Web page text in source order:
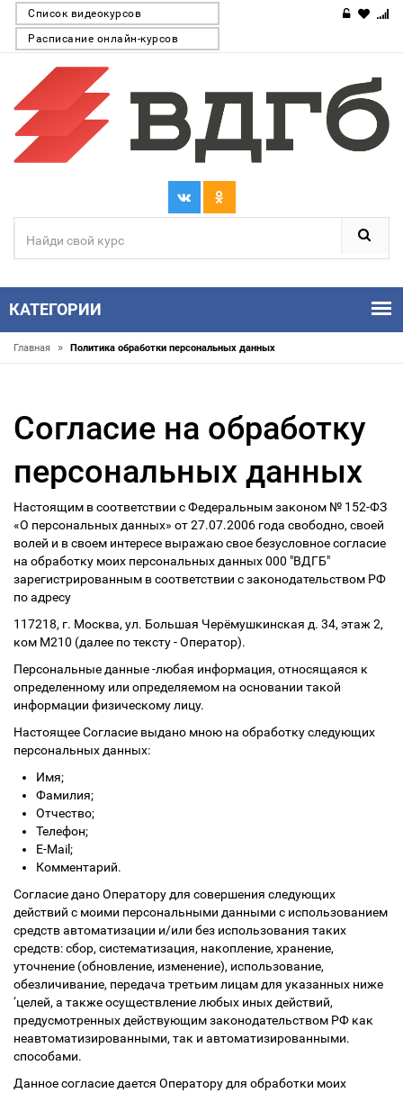
Список видеокурсов
Расписание онлайн-курсов
КАТЕГОРИИ
Главная » Политика обработки персональных данных
Согласие на обработку
персональных данных
Настоящим в соответствии с Федеральным законом № 152-ФЗ
«О персональных данных» от 27.07.2006 года свободно, своей
волей и в своем интересе выражаю свое безусловное согласие
на обработку моих персональных данных 000 "ВДГБ"
зарегистрированным в соответствии с законодательством РФ
по адресу
117218, г. Москва, ул. Большая Черёмушкинская д. 34, этаж 2,
ком М210 (далее по тексту - Оператор).
Персональные данные -любая информация, относящаяся к
определенному или определяемом на основании такой
информации физическому лицу.
Настоящее Согласие выдано мною на обработку следующих
персональных данных:
Имя;
Фамилия;
Отчество;
Телефон;
Е-Mail;
Комментарий.
Согласие дано Оператору для совершения следующих
действий с моими персональными данными с использованием
средств автоматизации и/или без использования таких
средств: сбор, систематизация, накопление, хранение,
уточнение (обновление, изменение), использование,
обезличивание, передача третьим лицам для указанных ниже
‘целей, а также осуществление любых иных действий,
предусмотренных действующим законодательством РФ как
неавтоматизированными, так и автоматизированными.
способами.
Данное согласие дается Оператору для обработки моих